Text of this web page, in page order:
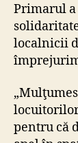
Primarul
localnicii
pentru că